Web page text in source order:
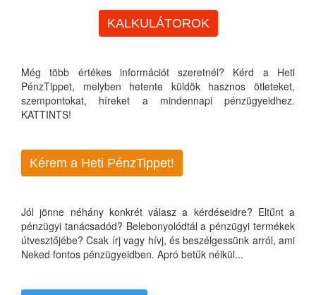
KALKULÁTOROK
Még több értékes információt szeretnél? Kérd a Heti
PénzTippet, melyben hetente küldök hasznos ötleteket,
szempontokat, híreket a mindennapi pénzügyeidhez.
KATTINTS!
Kérem a Heti PénzTippet!
Jól jönne néhány konkrét válasz a kérdéseidre? Eltűnt a
pénzügyi tanácsadód? Belebonyolódtál a pénzügyi termékek
útvesztőjébe? Csak írj vagy hívj, és beszélgessünk arról, ami
Neked fontos pénzügyeidben. Apró betűk nélkül...